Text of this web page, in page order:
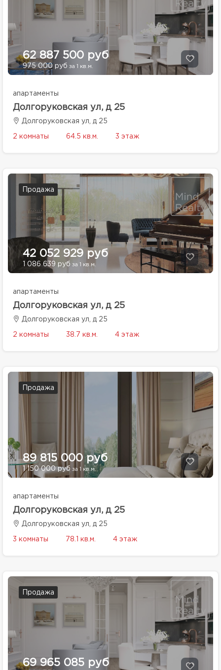
62 887 500 руб
975 000 руб за 1 кв.м.
апартаменты
Долгоруковская ул, д 25
Долгоруковская ул, д 25
2 комнаты 64.5 кв.м. 3 этаж
Продажа
42 052 929 руб
1 086 639 руб за 1 кв.м.
апартаменты
Долгоруковская ул, д 25
Долгоруковская ул, д 25
2 комнаты 38.7 кв.м. 4 этаж
Продажа
89 815 000 руб
1 150 000 руб за 1 кв.м.
апартаменты
Долгоруковская ул, д 25
Долгоруковская ул, д 25
3 комнаты 78.1 кв.м. 4 этаж
Продажа
69 965 085 руб